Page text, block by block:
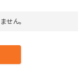
せん。